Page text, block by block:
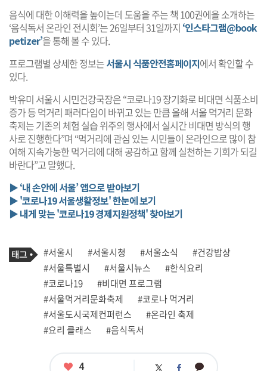
음식에 대한 이해력을 높이는데 도움을 주는 책 100권에을 소개하는
‘음식독서 온라인 전시회’는 26일부터 31일까지 ‘인스타그램@book
petizer’을 통해 볼 수 있다.
프로그램별 상세한 정보는서울시 식품안전홈페이지에서 확인할 수
있다.
박유미 서울시 시민건강국장은 “코로나19 장기화로 비대면 식품소비
증가 등 먹거리 패러다임이 바뀌고 있는 만큼 올해 서울 먹거리 문화
축제는 기존의 체험 실습 위주의 행사에서 실시간 비대면 방식의 행
사로 진행한다”며 “먹거리에 관심 있는 시민들이 온라인으로 많이 참
여해 지속가능한 먹거리에 대해 공감하고 함께 실천하는 기회가 되길
바란다”고 말했다.
▶ ‘내 손안에 서울’ 앱으로 받아보기
▶ '코로나19 서울생활정보' 한눈에 보기
▶ 내게 맞는 '코로나19 경제지원정책' 찾아보기
기
사
관
련
태
그
태
그
#서울시 #서울시청 #서울소식
#건강밥상
#서울특별시
#서울시뉴스
#한식요리
#코로나19
#비대면 프로그램
#서울먹거리문화축제
#코로나 먹거리
#서울도시국제컨퍼런스
#온라인 축제
#요리 클래스
#음식독서
좋
4 카